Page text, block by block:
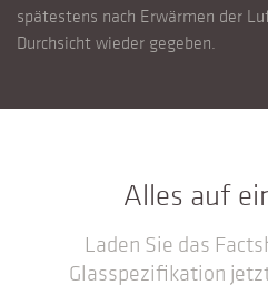
spätestens nach Erwärmen der
Durchsicht wieder gegeben.
Alles auf
Laden Sie das
Glasspezifikation